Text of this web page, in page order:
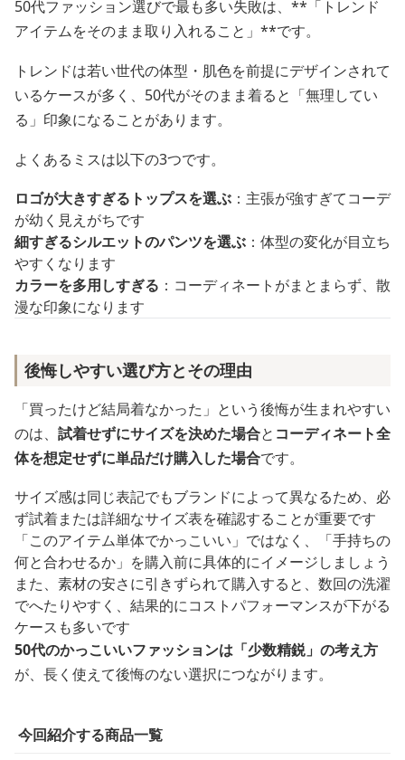
50代ファッション選びで最も多い失敗は、**「トレンド
アイテムをそのまま取り入れること」**です。
トレンドは若い世代の体型・肌色を前提にデザインされて
いるケースが多く、50代がそのまま着ると「無理してい
る」印象になることがあります。
よくあるミスは以下の3つです。
ロゴが大きすぎるトップスを選ぶ ：主張が強すぎてコーデ
が幼く見えがちです
細すぎるシルエットのパンツを選ぶ ：体型の変化が目立ち
やすくなります
カラーを多用しすぎる ：コーディネートがまとまらず、散
漫な印象になります
後悔しやすい選び方とその理由
「買ったけど結局着なかった」という後悔が生まれやすい
のは、 試着せずにサイズを決めた場合と コーディネート全
体を想定せずに単品だけ購入した場合です。
サイズ感は同じ表記でもブランドによって異なるため、必
ず試着または詳細なサイズ表を確認することが重要です
「このアイテム単体でかっこいい」ではなく、「手持ちの
何と合わせるか」を購入前に具体的にイメージしましょう
また、素材の安さに引きずられて購入すると、数回の洗濯
でへたりやすく、結果的にコストパフォーマンスが下がる
ケースも多いです
50代のかっこいいファッションは「少数精鋭」の考え方
が、長く使えて後悔のない選択につながります。
今回紹介する商品一覧